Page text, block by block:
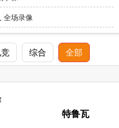
全场录像
综合 全部
特鲁瓦